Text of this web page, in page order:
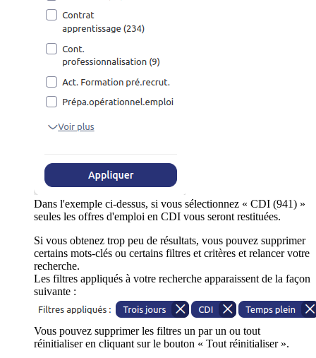
Dans l'exemple ci-dessus, si vous sélectionnez « CDI (941) »
seules les offres d'emploi en CDI vous seront restituées.
Si vous obtenez trop peu de résultats, vous pouvez supprimer
certains mots-clés ou certains filtres et critères et relancer votre
recherche.
Les filtres appliqués à votre recherche apparaissent de la façon
suivante :
Vous pouvez supprimer les filtres un par un ou tout
réinitialiser en cliquant sur le bouton « Tout réinitialiser ».